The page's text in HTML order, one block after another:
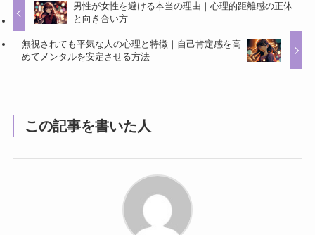
男性が女性を避ける本当の理由｜心理的距離感の正体
と向き合い方
無視されても平気な人の心理と特徴｜自己肯定感を高
めてメンタルを安定させる方法
この記事を書いた人